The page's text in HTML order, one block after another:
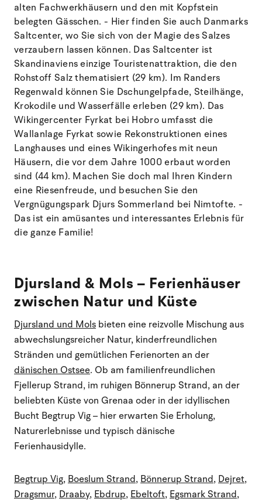
alten Fachwerkhäusern und den mit Kopfstein
belegten Gässchen. - Hier finden Sie auch Danmarks
Saltcenter, wo Sie sich von der Magie des Salzes
verzaubern lassen können. Das Saltcenter ist
Skandinaviens einzige Touristenattraktion, die den
Rohstoff Salz thematisiert (29 km). Im Randers
Regenwald können Sie Dschungelpfade, Steilhänge,
Krokodile und Wasserfälle erleben (29 km). Das
Wikingercenter Fyrkat bei Hobro umfasst die
Wallanlage Fyrkat sowie Rekonstruktionen eines
Langhauses und eines Wikingerhofes mit neun
Häusern, die vor dem Jahre 1000 erbaut worden
sind (44 km). Machen Sie doch mal Ihren Kindern
eine Riesenfreude, und besuchen Sie den
Vergnügungspark Djurs Sommerland bei Nimtofte. -
Das ist ein amüsantes und interessantes Erlebnis für
die ganze Familie!
Djursland & Mols – Ferienhäuser
zwischen Natur und Küste
Djursland und Mols bieten eine reizvolle Mischung aus
abwechslungsreicher Natur, kinderfreundlichen
Stränden und gemütlichen Ferienorten an der
dänischen Ostsee. Ob am familienfreundlichen
Fjellerup Strand, im ruhigen Bönnerup Strand, an der
beliebten Küste von Grenaa oder in der idyllischen
Bucht Begtrup Vig – hier erwarten Sie Erholung,
Naturerlebnisse und typisch dänische
Ferienhausidylle.
Begtrup Vig, Boeslum Strand, Bönnerup Strand, Dejret,
Dragsmur, Draaby, Ebdrup, Ebeltoft, Egsmark Strand,